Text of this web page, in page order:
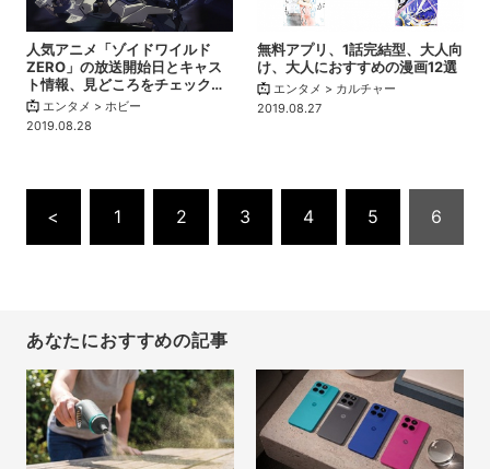
人気アニメ「ゾイドワイルド
ZERO」の放送開始日とキャス
ト情報、見どころをチェック…
エンタメ > ホビー
2019.08.28
無料アプリ、1話完結型、大人向
け、大人におすすめの漫画12選
エンタメ > カルチャー
2019.08.27
< 1 2 3 4 5 6
あなたにおすすめの記事